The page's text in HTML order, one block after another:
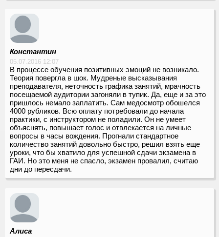
Константин
05.07.2016 12:07
В процессе обучения позитивных эмоций не возникало.
Теория повергла в шок. Мудреные высказывания
преподавателя, неточность графика занятий, мрачность
посещаемой аудитории загоняли в тупик. Да, еще и за это
пришлось немало заплатить. Сам медосмотр обошелся
4000 рубликов. Всю оплату потребовали до начала
практики, с инструктором не поладили. Он не умеет
объяснять, повышает голос и отвлекается на личные
вопросы в часы вождения. Прогнали стандартное
количество занятий довольно быстро, решил взять еще
уроки, что бы хватило для успешной сдачи экзамена в
ГАИ. Но это меня не спасло, экзамен провалил, считаю
дни до пересдачи.
Алиса